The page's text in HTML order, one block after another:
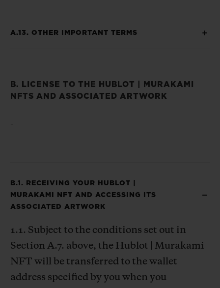
A.13. OTHER IMPORTANT TERMS
B. LICENSE TO THE HUBLOT | MURAKAMI
NFTS AND ASSOCIATED ARTWORK
-
B.1. RECEIVING YOUR HUBLOT |
MURAKAMI NFT AND ACCESSING ITS
ASSOCIATED ARTWORK
1.1. Subject to the conditions set out in
Section A.7. above, the Hublot | Murakami
NFT will be transferred to the wallet
address specified by you when you